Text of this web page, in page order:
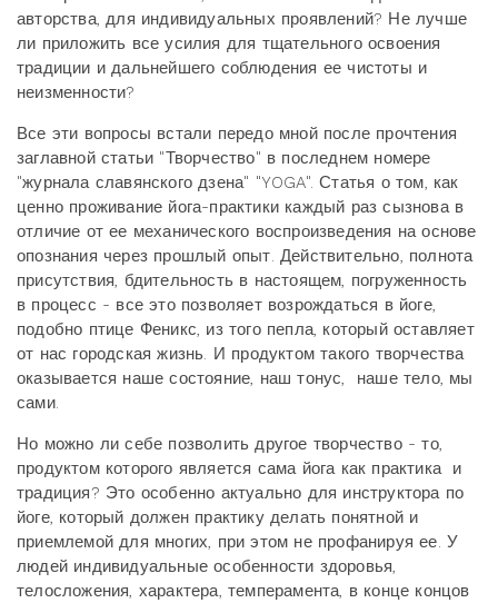
авторства, для индивидуальных проявлений? Не лучше
ли приложить все усилия для тщательного освоения
традиции и дальнейшего соблюдения ее чистоты и
неизменности?
Все эти вопросы встали передо мной после прочтения
заглавной статьи "Творчество" в последнем номере
"журнала славянского дзена" "YOGA". Статья о том, как
ценно проживание йога-практики каждый раз сызнова в
отличие от ее механического воспроизведения на основе
опознания через прошлый опыт. Действительно, полнота
присутствия, бдительность в настоящем, погруженность
в процесс - все это позволяет возрождаться в йоге,
подобно птице Феникс, из того пепла, который оставляет
от нас городская жизнь. И продуктом такого творчества
оказывается наше состояние, наш тонус, наше тело, мы
сами.
Но можно ли себе позволить другое творчество - то,
продуктом которого является сама йога как практика и
традиция? Это особенно актуально для инструктора по
йоге, который должен практику делать понятной и
приемлемой для многих, при этом не профанируя ее. У
людей индивидуальные особенности здоровья,
телосложения, характера, темперамента, в конце концов